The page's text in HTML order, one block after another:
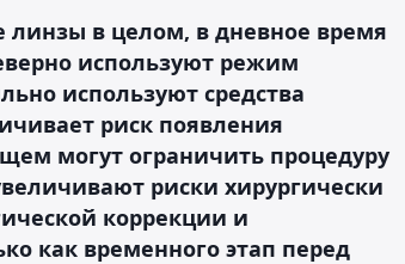
линзы в целом, в дневное время
используют режим
используют средства
риск появления
могут ограничить процедуру
риски хирургически
коррекции и
как временного этап перед